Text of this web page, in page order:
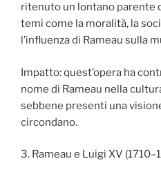
ritenuto un lontano parente
temi come la moralità, la
l’influenza di Rameau sulla
Impatto: quest’opera ha
nome di Rameau nella
sebbene presenti una
circondano.
3. Rameau e Luigi XV